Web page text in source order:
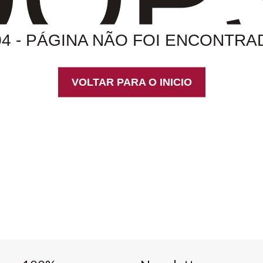
- PÁGINA NÃO FOI
VOLTAR PARA O INICIO